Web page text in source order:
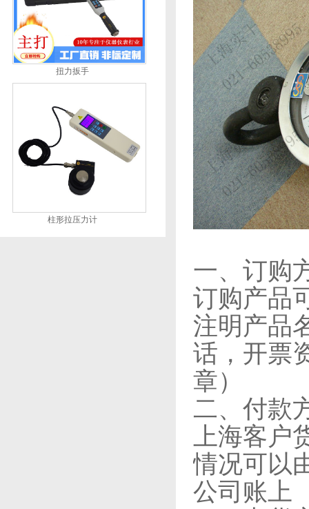
扭力扳手
柱形拉压力计
一、订购
订购产品
注明产品
话，开票
章）
二、付款
上海客户
情况可以
公司账上